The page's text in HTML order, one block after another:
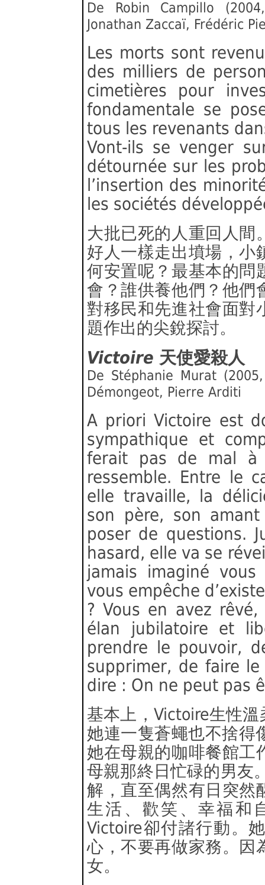
De Robin Campillo
Jonathan Zaccaï, Frédéric
Les morts sont
des milliers de
cimetières pour
fondamentale se
tous les revenants
Vont-ils se venger
détournée sur les
l’insertion des
les sociétés
大批已死的人重回人間
好人一樣走出墳場，小
何安置呢？最基本的問
會？誰供養他們？他們
對移民和先進社會面對
題作出的尖銳探討。
Victoire 天使愛殺人
De Stéphanie Murat
Démongeot, Pierre Arditi
A priori Victoire est
sympathique et
ferait pas de mal à
ressemble. Entre le
elle travaille, la
son père, son
poser de questions.
hasard, elle va se
jamais imaginé
vous empêche
? Vous en avez
élan jubilatoire et
prendre le pouvoir,
supprimer, de faire
dire : On ne peut pas
基本上，Victoire生性
她連一隻蒼蠅也不捨
她在母親的咖啡餐館工
母親那終日忙碌的男友
解，直至偶然有日突然
生活、歡笑、幸福和
Victoire卻付諸行動。
心，不要再做家務。因
女。